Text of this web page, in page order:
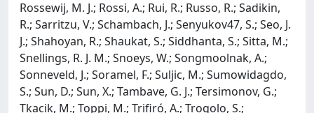
Rossewij, M. J.; Rossi, A.; Rui, R.; Russo, R.; Sadikin,
R.; Sarritzu, V.; Schambach, J.; Senyukov47, S.; Seo, J.
J.; Shahoyan, R.; Shaukat, S.; Siddhanta, S.; Sitta, M.;
Snellings, R. J. M.; Snoeys, W.; Songmoolnak, A.;
Sonneveld, J.; Soramel, F.; Suljic, M.; Sumowidagdo,
S.; Sun, D.; Sun, X.; Tambave, G. J.; Tersimonov, G.;
Tkacik, M.; Toppi, M.; Trifiró, A.; Trogolo, S.;